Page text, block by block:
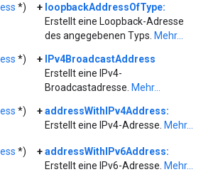
*) + loopbackAddressOfType:
Erstellt eine Loopback-Adresse
des angegebenen Typs. Mehr...
*) + IPv4BroadcastAddress
Erstellt eine IPv4-
Broadcastadresse. Mehr...
*) +addressWithIPv4Address:
Erstellt eine IPv4-Adresse. Mehr...
*) +addressWithIPv6Address:
Erstellt eine IPv6-Adresse. Mehr...